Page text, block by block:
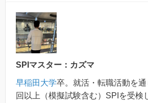
SPIマスター：カズマ
早稲田大学卒。就活・転職活動を
回以上（模擬試験含む）SPIを受検